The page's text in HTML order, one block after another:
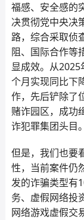
福感、安全感的
决贯彻党中央决
路，综合采取侦
阻、国际合作等
显成效。从
个月实现同比下
作，先后铲除了
赌诈园区，成功
诈犯罪集团头目。
但是，我们也要
性，当前案件仍
发的诈骗类型有
务、虚假网络投
网络游戏虚假交